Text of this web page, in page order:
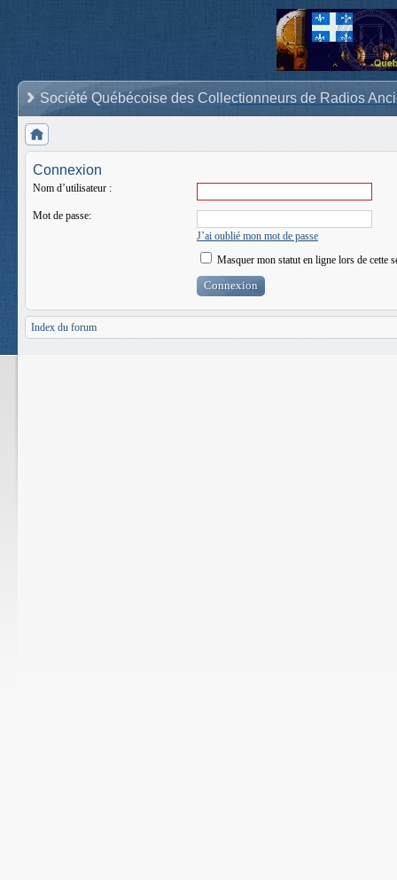
Société Québécoise des Collectionneurs de Radios
Connexion
Nom d’utilisateur :
Mot de passe:
J’ai oublié mon mot de passe
Masquer mon statut en ligne lors de cette
Index du forum